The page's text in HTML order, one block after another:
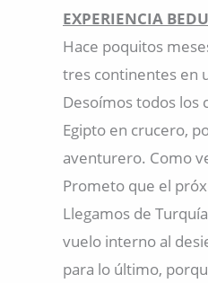
EXPERIENCIA
Hace poquitos
tres continentes en
Desoímos todos los
Egipto en crucero,
aventurero. Como
Prometo que el
Llegamos de
vuelo interno al
para lo último,